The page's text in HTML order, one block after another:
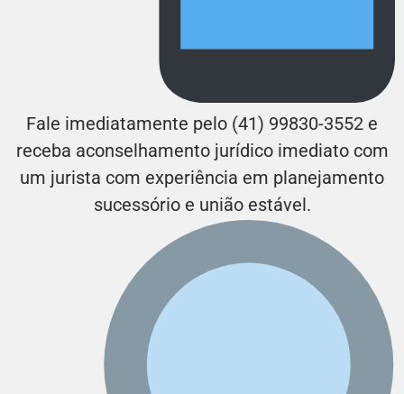
Fale imediatamente pelo (41) 99830-3552 e
receba aconselhamento jurídico imediato com
um jurista com experiência em planejamento
sucessório e união estável.